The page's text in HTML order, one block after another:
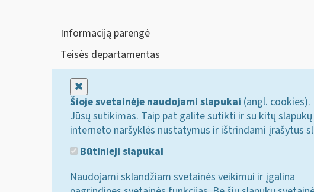
Informaciją parengė
Teisės departamentas
Šioje svetainėje naudojami slapukai (angl.
Jūsų sutikimas. Taip pat galite sutikti ir su kitų
interneto naršyklės nustatymus ir ištrindami įrašytus
Būtinieji slapukai
Naudojami sklandžiam svetainės veikimui ir įgalina